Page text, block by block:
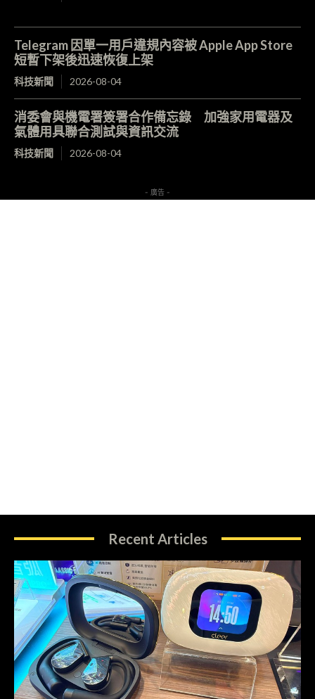
Telegram 因單一用戶違規內容被 Apple App Store
短暫下架後迅速恢復上架
科技新聞 2026-08-04
消委會與機電署簽署合作備忘錄 加強家用電器及
氣體用具聯合測試與資訊交流
科技新聞 2026-08-04
- 廣告 -
Recent Articles